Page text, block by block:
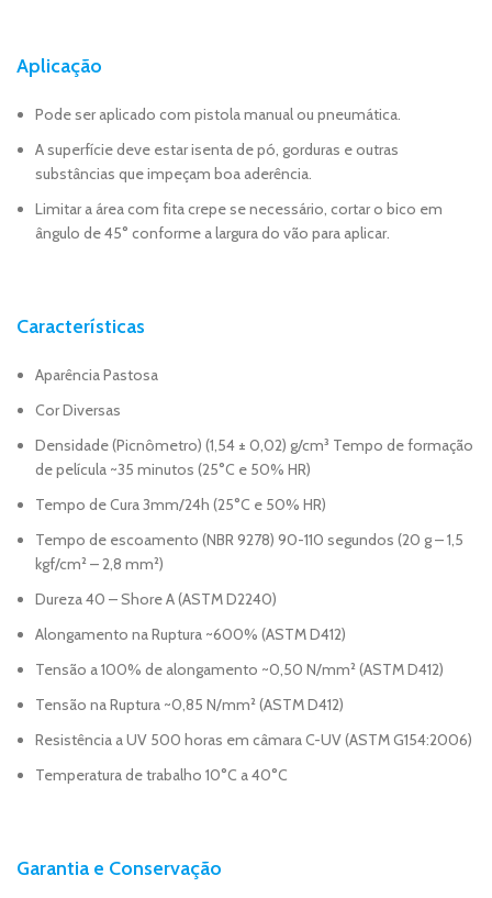
Aplicação
Pode ser aplicado com pistola manual ou pneumática.
A superfície deve estar isenta de pó, gorduras e outras
substâncias que impeçam boa aderência.
Limitar a área com fita crepe se necessário, cortar o bico em
ângulo de 45° conforme a largura do vão para aplicar.
Características
Aparência Pastosa
Cor Diversas
Densidade (Picnômetro) (1,54 ± 0,02) g/cm³ Tempo de formação
de película ~35 minutos (25°C e 50% HR)
Tempo de Cura 3mm/24h (25°C e 50% HR)
Tempo de escoamento (NBR 9278) 90-110 segundos (20 g – 1,5
kgf/cm² – 2,8 mm²)
Dureza 40 – Shore A (ASTM D2240)
Alongamento na Ruptura ~600% (ASTM D412)
Tensão a 100% de alongamento ~0,50 N/mm² (ASTM D412)
Tensão na Ruptura ~0,85 N/mm² (ASTM D412)
Resistência a UV 500 horas em câmara C-UV (ASTM G154:2006)
Temperatura de trabalho 10°C a 40°C
Garantia e Conservação